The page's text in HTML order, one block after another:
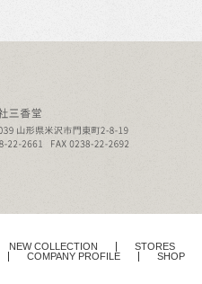
NEW COLLECTION
STORES
COMPANY PROFILE SHOP